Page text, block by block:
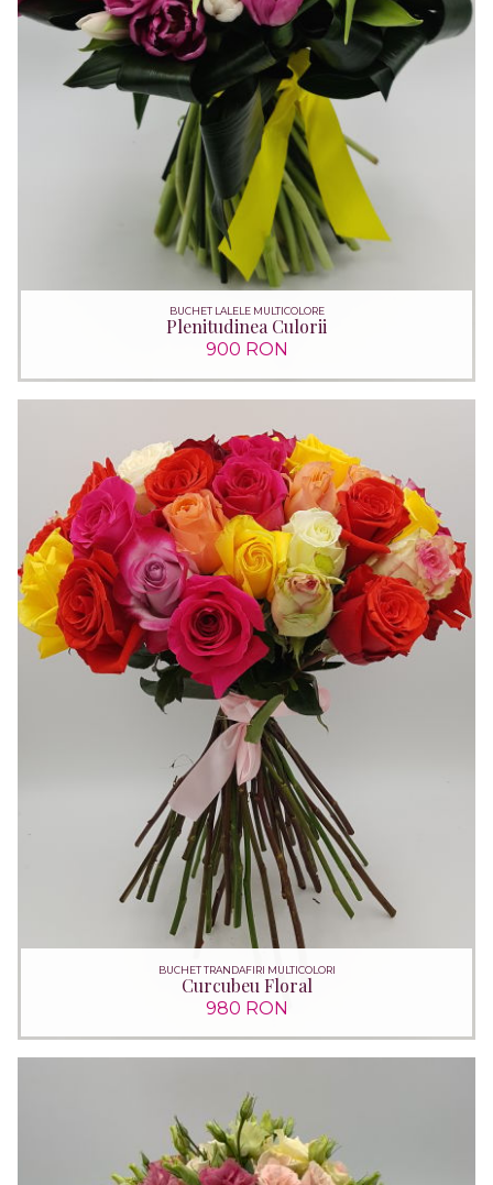
BUCHET LALELE MULTICOLORE
Plenitudinea Culorii
900 RON
BUCHET TRANDAFIRI MULTICOLORI
Curcubeu Floral
980 RON